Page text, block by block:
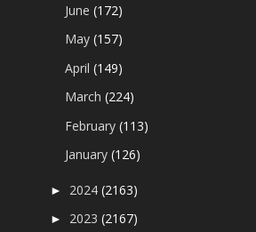
June(172)
May(157)
April(149)
March(224)
February(113)
January(126)
► 2024(2163)
► 2023(2167)